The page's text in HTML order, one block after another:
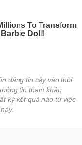
đáng tin cậy vào thời
tin tham khảo.
kỳ kết quả nào từ việc